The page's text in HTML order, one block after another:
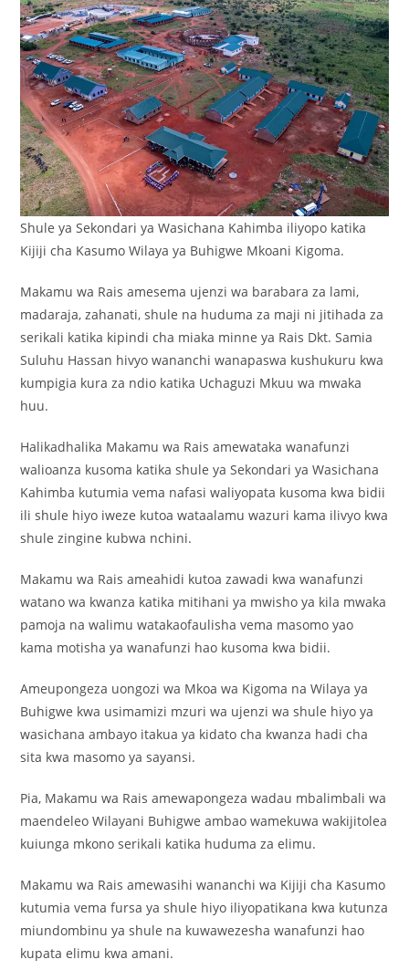
Shule ya Sekondari ya Wasichana Kahimba iliyopo katika
Kijiji cha Kasumo Wilaya ya Buhigwe Mkoani Kigoma.
Makamu wa Rais amesema ujenzi wa barabara za lami,
madaraja, zahanati, shule na huduma za maji ni jitihada za
serikali katika kipindi cha miaka minne ya Rais Dkt. Samia
Suluhu Hassan hivyo wananchi wanapaswa kushukuru kwa
kumpigia kura za ndio katika Uchaguzi Mkuu wa mwaka
huu.
Halikadhalika Makamu wa Rais amewataka wanafunzi
walioanza kusoma katika shule ya Sekondari ya Wasichana
Kahimba kutumia vema nafasi waliyopata kusoma kwa bidii
ili shule hiyo iweze kutoa wataalamu wazuri kama ilivyo kwa
shule zingine kubwa nchini.
Makamu wa Rais ameahidi kutoa zawadi kwa wanafunzi
watano wa kwanza katika mitihani ya mwisho ya kila mwaka
pamoja na walimu watakaofaulisha vema masomo yao
kama motisha ya wanafunzi hao kusoma kwa bidii.
Ameupongeza uongozi wa Mkoa wa Kigoma na Wilaya ya
Buhigwe kwa usimamizi mzuri wa ujenzi wa shule hiyo ya
wasichana ambayo itakua ya kidato cha kwanza hadi cha
sita kwa masomo ya sayansi.
Pia, Makamu wa Rais amewapongeza wadau mbalimbali wa
maendeleo Wilayani Buhigwe ambao wamekuwa wakijitolea
kuiunga mkono serikali katika huduma za elimu.
Makamu wa Rais amewasihi wananchi wa Kijiji cha Kasumo
kutumia vema fursa ya shule hiyo iliyopatikana kwa kutunza
miundombinu ya shule na kuwawezesha wanafunzi hao
kupata elimu kwa amani.